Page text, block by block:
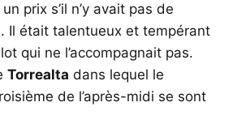
prix s’il n’y avait pas de
Il était talentueux et tempérant
qui ne l’accompagnait pas.
Torrealta dans lequel le
de l’après-midi se sont